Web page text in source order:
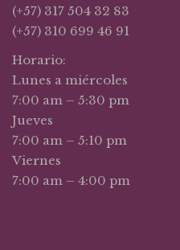
(+57) 317 504 32 83
(+57) 310 699 46 91
Horario:
Lunes a miércoles
7:00 am – 5:30 pm
Jueves
7:00 am – 5:10 pm
Viernes
7:00 am – 4:00 pm